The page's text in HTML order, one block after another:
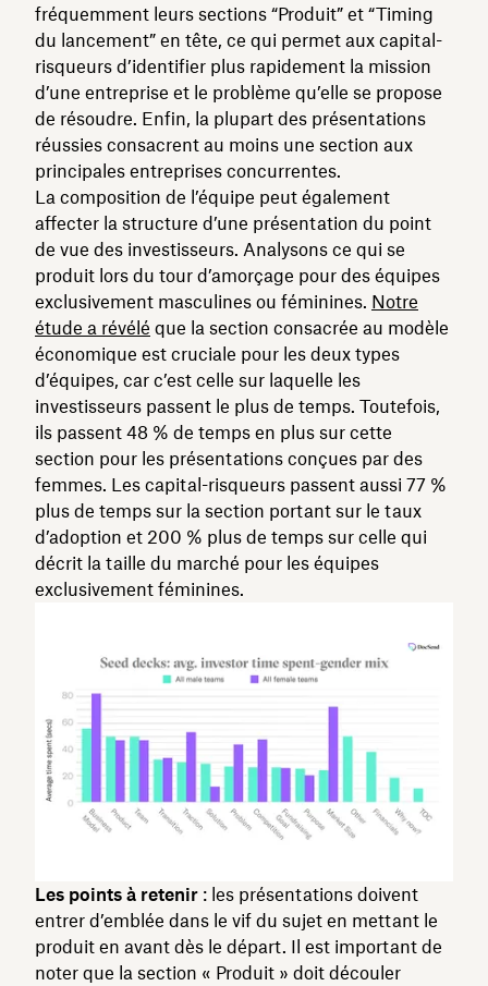
fréquemment leurs sections “Produit” et “Timing
du lancement” en tête, ce qui permet aux capital-
risqueurs d’identifier plus rapidement la mission
d’une entreprise et le problème qu’elle se propose
de résoudre. Enfin, la plupart des présentations
réussies consacrent au moins une section aux
principales entreprises concurrentes.
La composition de l’équipe peut également
affecter la structure d’une présentation du point
de vue des investisseurs. Analysons ce qui se
produit lors du tour d’amorçage pour des équipes
exclusivement masculines ou féminines. Notre
étude a révélé que la section consacrée au modèle
économique est cruciale pour les deux types
d’équipes, car c’est celle sur laquelle les
investisseurs passent le plus de temps. Toutefois,
ils passent 48 % de temps en plus sur cette
section pour les présentations conçues par des
femmes. Les capital-risqueurs passent aussi 77 %
plus de temps sur la section portant sur le taux
d’adoption et 200 % plus de temps sur celle qui
décrit la taille du marché pour les équipes
exclusivement féminines.
Les points à retenir : les présentations doivent
entrer d’emblée dans le vif du sujet en mettant le
produit en avant dès le départ. Il est important de
noter que la section « Produit » doit découler